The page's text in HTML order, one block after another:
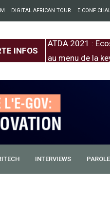
DIGITAL AFRICAN TOUR E.CONF
INFOS
et
ATDA 2021 :
au menu de la
INTERVIEWS